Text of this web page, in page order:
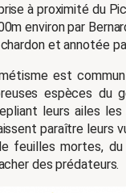
à proximité du
environ par
et annotée
est
espèces du
leurs ailes
paraître leurs
feuilles mortes,
des prédateurs.